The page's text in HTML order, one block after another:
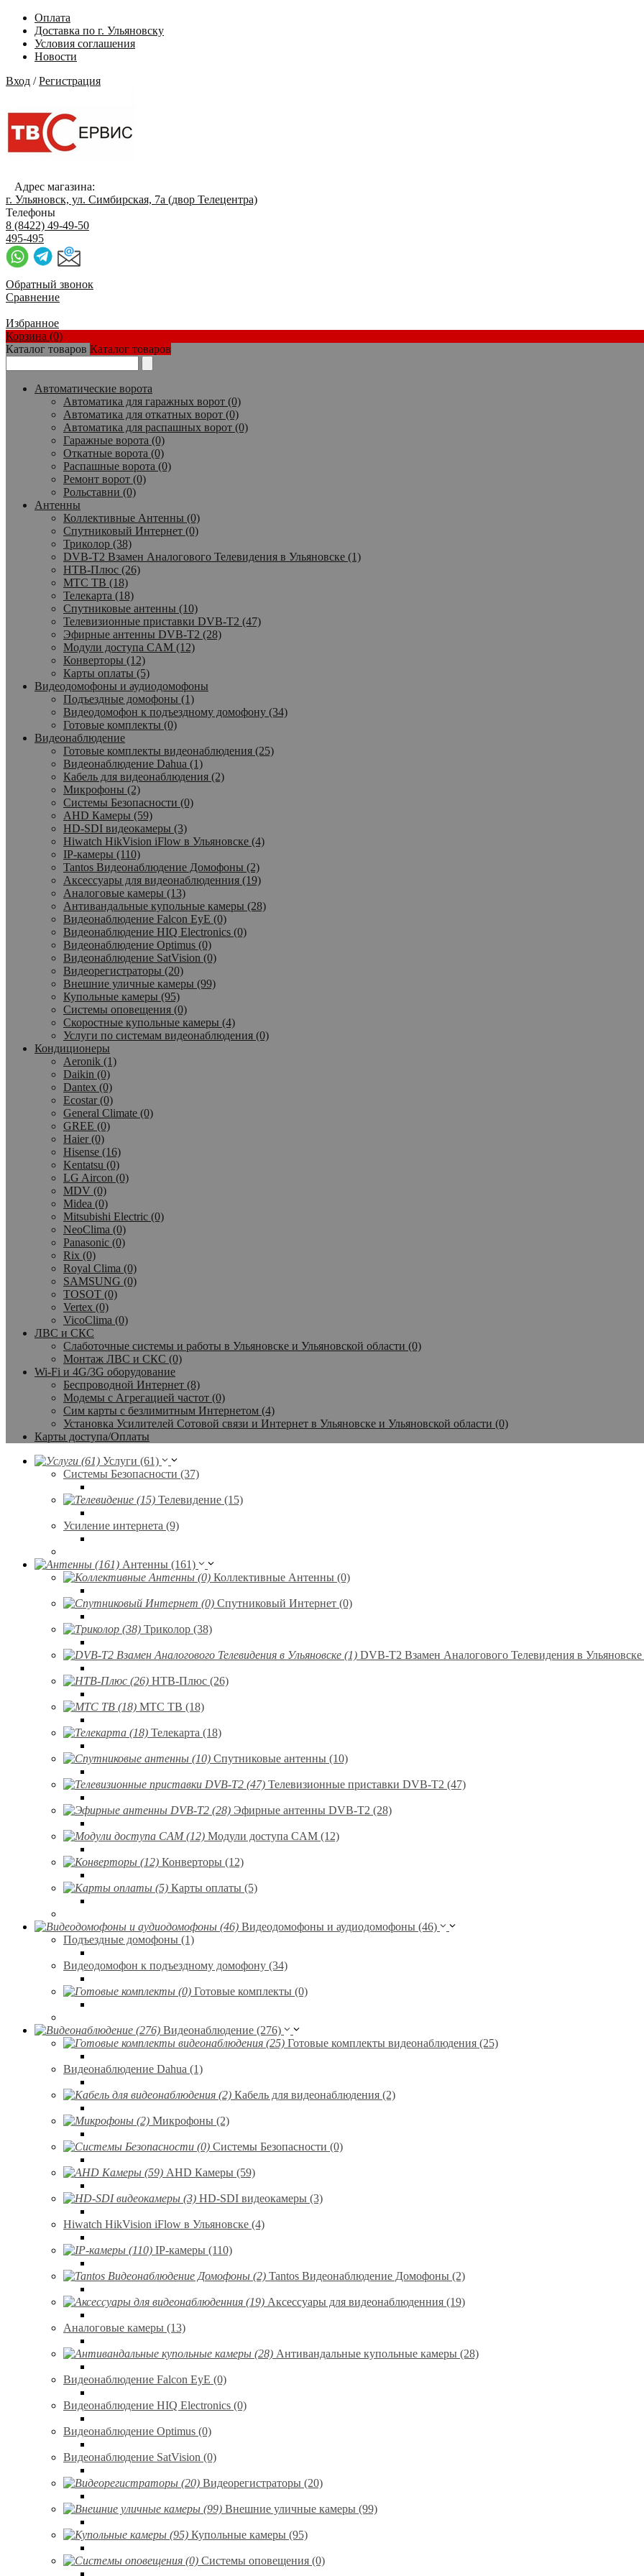
Оплата
Доставка по г. Ульяновску
Условия соглашения
Новости
Вход /Регистрация
Адрес магазина:
г. Ульяновск, ул. Симбирская, 7а (двор Телецентра)
Телефоны
8 (8422) 49-49-50
495-495
Обратный звонок
Сравнение
Избранное
Корзина (0)
Каталог товаров Каталог товаров
Автоматические ворота
Автоматика для гаражных ворот (0)
Автоматика для откатных ворот (0)
Автоматика для распашных ворот (0)
Гаражные ворота (0)
Откатные ворота (0)
Распашные ворота (0)
Ремонт ворот (0)
Рольставни (0)
Антенны
Коллективные Антенны (0)
Спутниковый Интернет (0)
Триколор (38)
DVB-T2 Взамен Аналогового Телевидения в Ульяновске (1)
НТВ-Плюс (26)
МТС ТВ (18)
Телекарта (18)
Спутниковые антенны (10)
Телевизионные приставки DVB-T2 (47)
Эфирные антенны DVB-T2 (28)
Модули доступа CAM (12)
Конверторы (12)
Карты оплаты (5)
Видеодомофоны и аудиодомофоны
Подъездные домофоны (1)
Видеодомофон к подъездному домофону (34)
Готовые комплекты (0)
Видеонаблюдение
Готовые комплекты видеонаблюдения (25)
Видеонаблюдение Dahua (1)
Кабель для видеонаблюдения (2)
Микрофоны (2)
Системы Безопасности (0)
AHD Камеры (59)
HD-SDI видеокамеры (3)
Hiwatch HikVision iFlow в Ульяновске (4)
IP-камеры (110)
Tantos Видеонаблюдение Домофоны (2)
Аксессуары для видеонаблюденния (19)
Аналоговые камеры (13)
Антивандальные купольные камеры (28)
Видеонаблюдение Falcon EyE (0)
Видеонаблюдение HIQ Electronics (0)
Видеонаблюдение Optimus (0)
Видеонаблюдение SatVision (0)
Видеорегистраторы (20)
Внешние уличные камеры (99)
Купольные камеры (95)
Системы оповещения (0)
Скоростные купольные камеры (4)
Услуги по системам видеонаблюдения (0)
Кондиционеры
Aeronik (1)
Daikin (0)
Dantex (0)
Ecostar (0)
General Climate (0)
GREE (0)
Haier (0)
Hisense (16)
Kentatsu (0)
LG Aircon (0)
MDV (0)
Midea (0)
Mitsubishi Electric (0)
NeoClima (0)
Panasonic (0)
Rix (0)
Royal Clima (0)
SAMSUNG (0)
TOSOT (0)
Vertex (0)
VicoClima (0)
ЛВС и СКС
Слаботочные системы и работы в Ульяновске и Ульяновской области (0)
Монтаж ЛВС и СКС (0)
Wi-Fi и 4G/3G оборудование
Беспроводной Интернет (8)
Модемы с Агрегацией частот (0)
Сим карты с безлимитным Интернетом (4)
Установка Усилителей Сотовой связи и Интернет в Ульяновске и Ульяновской области (0)
Карты доступа/Оплаты
Услуги (61)
Системы Безопасности (37)
Телевидение (15)
Усиление интернета (9)
Антенны (161)
Коллективные Антенны (0)
Спутниковый Интернет (0)
Триколор (38)
DVB-T2 Взамен Аналогового Телевидения в Ульяновске
НТВ-Плюс (26)
МТС ТВ (18)
Телекарта (18)
Спутниковые антенны (10)
Телевизионные приставки DVB-T2 (47)
Эфирные антенны DVB-T2 (28)
Модули доступа CAM (12)
Конверторы (12)
Карты оплаты (5)
Видеодомофоны и аудиодомофоны (46)
Подъездные домофоны (1)
Видеодомофон к подъездному домофону (34)
Готовые комплекты (0)
Видеонаблюдение (276)
Готовые комплекты видеонаблюдения (25)
Видеонаблюдение Dahua (1)
Кабель для видеонаблюдения (2)
Микрофоны (2)
Системы Безопасности (0)
AHD Камеры (59)
HD-SDI видеокамеры (3)
Hiwatch HikVision iFlow в Ульяновске (4)
IP-камеры (110)
Tantos Видеонаблюдение Домофоны (2)
Аксессуары для видеонаблюденния (19)
Аналоговые камеры (13)
Антивандальные купольные камеры (28)
Видеонаблюдение Falcon EyE (0)
Видеонаблюдение HIQ Electronics (0)
Видеонаблюдение Optimus (0)
Видеонаблюдение SatVision (0)
Видеорегистраторы (20)
Внешние уличные камеры (99)
Купольные камеры (95)
Системы оповещения (0)